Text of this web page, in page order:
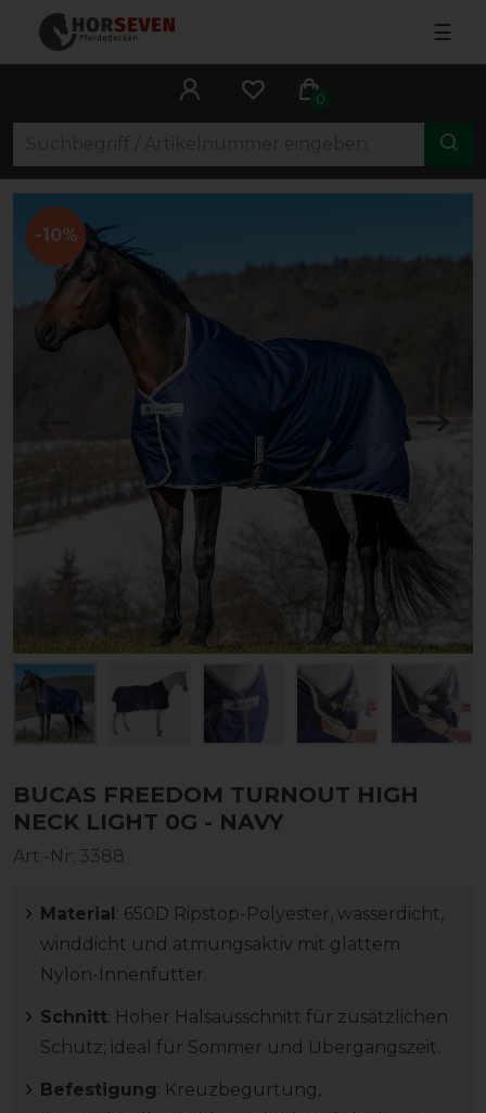
☰
0
-10%
BUCAS FREEDOM TURNOUT HIGH
NECK LIGHT 0G - NAVY
Art.-Nr: 3388
Material : 650D Ripstop-Polyester, wasserdicht,
winddicht und atmungsaktiv mit glattem
Nylon-Innenfutter.
Schnitt: Hoher Halsausschnitt für zusätzlichen
Schutz; ideal für Sommer und Übergangszeit.
Befestigung: Kreuzbegurtung,